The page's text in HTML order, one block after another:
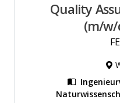
Quality
(m/w/